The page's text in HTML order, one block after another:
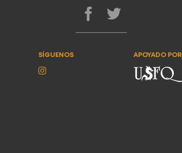
SÍGUENOS APOYADO POR